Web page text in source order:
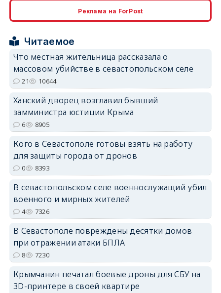
Реклама на ForPost
Читаемое
Что местная жительница рассказала о
массовом убийстве в севастопольском селе
21 10644
Ханский дворец возглавил бывший
замминистра юстиции Крыма
6 8905
Кого в Севастополе готовы взять на работу
для защиты города от дронов
0 8393
В севастопольском селе военнослужащий убил
военного и мирных жителей
4 7326
В Севастополе повреждены десятки домов
при отражении атаки БПЛА
8 7230
Крымчанин печатал боевые дроны для СБУ на
3D-принтере в своей квартире